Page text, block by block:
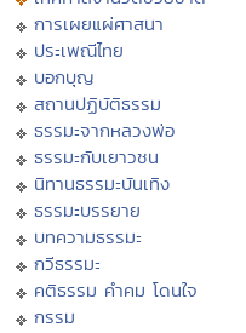
การเผยแผ่ศาสนา
ประเพณีไทย
บอกบุญ
สถานปฏิบัติธรรม
ธรรมะจากหลวงพ่อ
ธรรมะกับเยาวชน
นิทานธรรมะบันเทิง
ธรรมะบรรยาย
บทความธรรมะ
กวีธรรมะ
คติธรรม คำคม โดนใจ
กรรม